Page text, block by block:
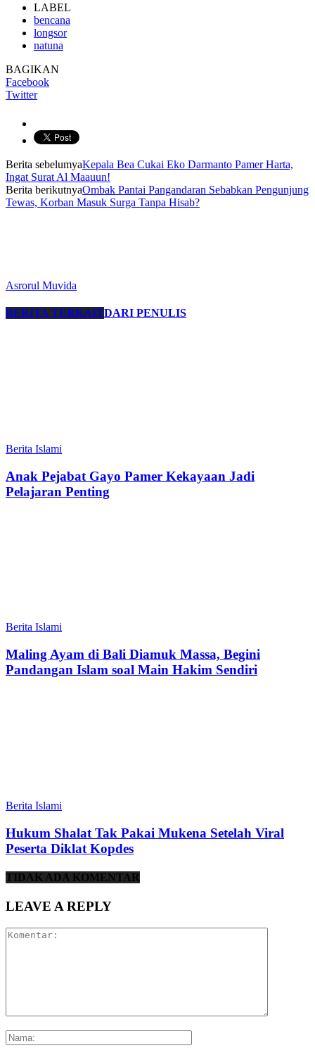
LABEL
bencana
longsor
natuna
BAGIKAN
Facebook
Twitter
Berita sebelumyaKepala Bea Cukai Eko Darmanto Pamer Harta,
Ingat Surat Al Maauun!
Berita berikutnyaOmbak Pantai Pangandaran Sebabkan Pengunjung
Tewas, Korban Masuk Surga Tanpa Hisab?
Asrorul Muvida
BERITA TERKAITDARI PENULIS
Berita Islami
Anak Pejabat Gayo Pamer Kekayaan Jadi
Pelajaran Penting
Berita Islami
Maling Ayam di Bali Diamuk Massa, Begini
Pandangan Islam soal Main Hakim Sendiri
Berita Islami
Hukum Shalat Tak Pakai Mukena Setelah Viral
Peserta Diklat Kopdes
TIDAK ADA KOMENTAR
LEAVE A REPLY